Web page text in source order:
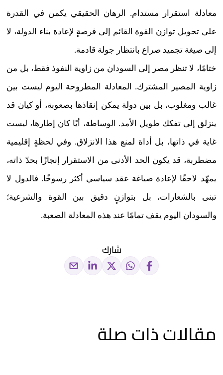
معادلة استقرار مستدام. الرهان الحقيقي يكمن في القدرة
على تحويل توازن القوة القائم إلى فرصةٍ لإعادة بناء الدولة، لا
إلى صيغة تجميد صراع بانتظار جولة قادمة.
ختامًا، لا تنظر مصر إلى السودان من زاوية النفوذ فقط، بل من
زاوية المصير المشترك. المعادلة المطروحة اليوم ليست بين
غالب ومغلوب، بل بين دولة يمكن إنقاذها بصعوبة، أو كيان قد
ينزلق إلى تفكك طويل الأمد. الوساطة، أيًا كان إطارها، ليست
غاية في ذاتها، بل أداة لمنع هذا الانزلاق. وفي لحظةٍ إقليمية
مضطربة، قد يكون الحد الأدنى من الاستقرار إنجازًا بحدّ ذاته،
يمهّد لاحقًا لإعادة صياغة عقد سياسي أكثر رسوخًا. فالدول لا
تبنى بالشعارات، بل بتوازنٍ دقيق بين القوة والشرعية؛
والسودان اليوم يقف تمامًا عند هذه المعادلة الصعبة.
شارك
مقالات ذات صلة